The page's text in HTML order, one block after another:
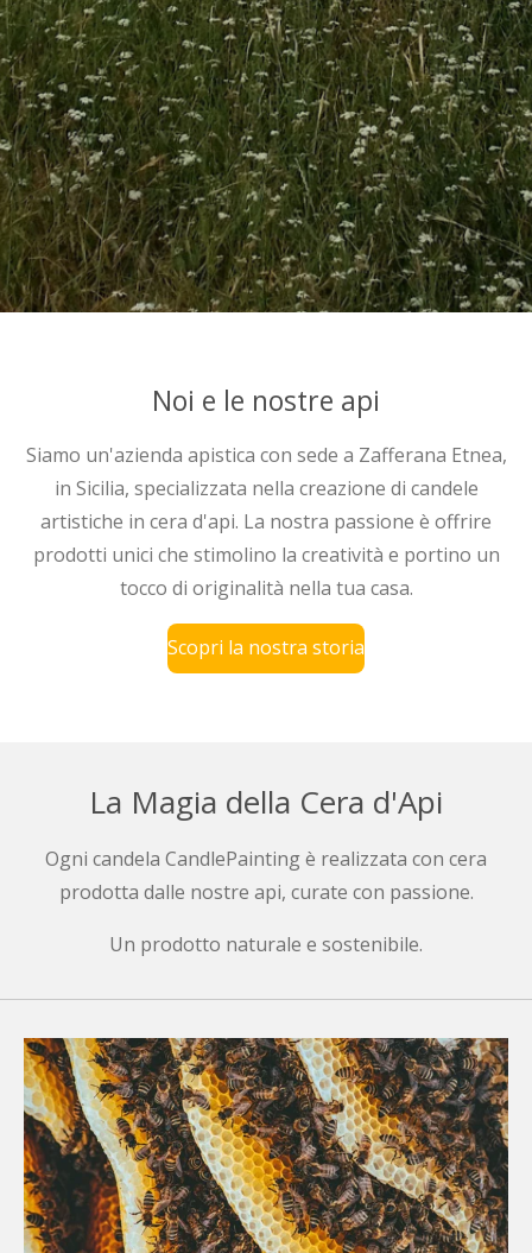
Noi e le nostre api
Siamo un'azienda apistica con sede a Zafferana Etnea,
in Sicilia, specializzata nella creazione di candele
artistiche in cera d'api. La nostra passione è offrire
prodotti unici che stimolino la creatività e portino un
tocco di originalità nella tua casa.
Scopri la nostra storia
La Magia della Cera d'Api
Ogni candela CandlePainting è realizzata con cera
prodotta dalle nostre api, curate con passione.
Un prodotto naturale e sostenibile.